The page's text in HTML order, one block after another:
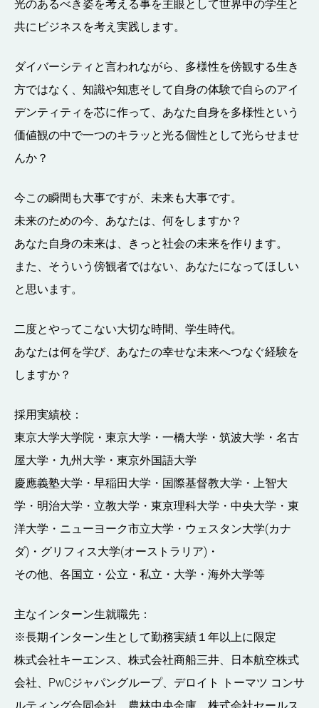
光のあるべき姿を考える事を主眼として世界中の学生と
共にビジネスを考え実践します。
ダイバーシティと言われながら、多様性を傍観する生き
方ではなく、知識や知恵そして自身の体験で自らのアイ
デンティティを芯に作って、あなた自身を多様性という
価値観の中で一つのキラッと光る個性として光らせませ
んか？
今この瞬間も大事ですが、未来も大事です。
未来のための今、あなたは、何をしますか？
あなた自身の未来は、きっと社会の未来を作ります。
また、そういう傍観者ではない、あなたになってほしい
と思います。
二度とやってこない大切な時間、学生時代。
あなたは何を学び、あなたの幸せな未来へつなぐ経験を
しますか？
採用実績校：
東京大学大学院・東京大学・一橋大学・筑波大学・名古
屋大学・九州大学・東京外国語大学
慶應義塾大学・早稲田大学・国際基督教大学・上智大
学・明治大学・立教大学・東京理科大学・中央大学・東
洋大学・ニューヨーク市立大学・ウェスタン大学(カナ
ダ)・グリフィス大学(オーストラリア)・
その他、各国立・公立・私立・大学・海外大学等
主なインターン生就職先：
※長期インターン生として勤務実績１年以上に限定
株式会社キーエンス、 株式会社商船三井、
日本航空株式
会社、 PwCジャパングループ、デロイト トーマツ コンサ